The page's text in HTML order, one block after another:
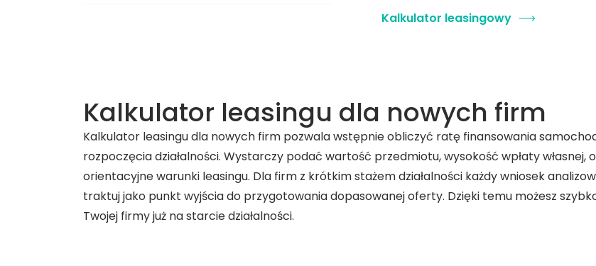
Kalkulator leasingowy
Kalkulator leasingu dla nowych firm
Kalkulator leasingu dla nowych firm pozwala wstępnie obliczyć ratę finansowania
rozpoczęcia działalności. Wystarczy podać wartość przedmiotu, wysokość wpłaty
orientacyjne warunki leasingu. Dla firm z krótkim stażem działalności każdy wniosek
traktuj jako punkt wyjścia do przygotowania dopasowanej oferty. Dzięki temu możesz
Twojej firmy już na starcie działalności.